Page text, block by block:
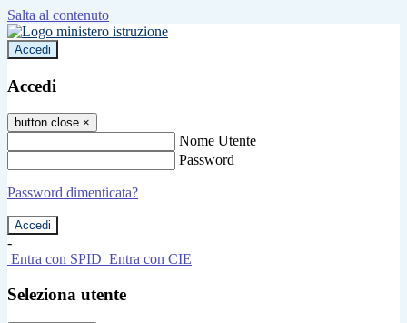
Salta al contenuto
Accedi
Accedi
button close ×
Nome Utente
Password
Password dimenticata?
-
Entra con SPID Entra con CIE
Seleziona utente